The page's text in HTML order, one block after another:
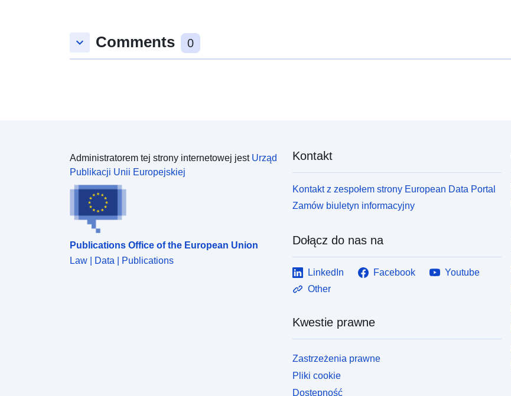
keyboard_arrow_down Comments 0
Administratorem tej strony internetowej jest Urząd
Publikacji Unii Europejskiej
Publications Office of the European Union
Law | Data | Publications
Kontakt
Kontakt z zespołem strony European Data Portal
Zamów biuletyn informacyjny
Dołącz do nas na
LinkedIn Facebook
Youtube
Other
Kwestie prawne
Zastrzeżenia prawne
Pliki cookie
Dostępność